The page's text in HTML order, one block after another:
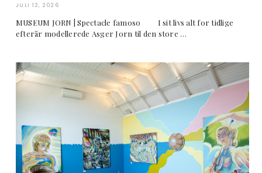
JULI 12, 2026
MUSEUM JORN | Spectacle famoso I sit livs alt for tidlige
efterår modellerede Asger Jorn til den store …